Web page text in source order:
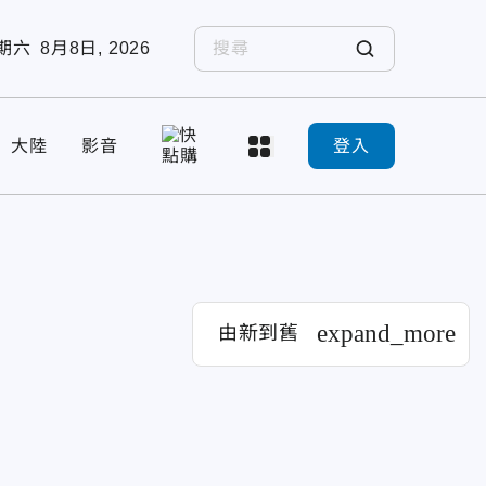
六 8月8日, 2026
大陸 影音 登入
由新到舊 expand_more